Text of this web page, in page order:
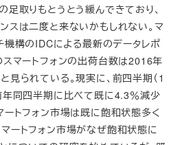
足取りもとうとう緩んできており、
スは二度と来ないかもしれない。マ
機構のIDCによる最新のデータレポ
スマートフォンの出荷台数は2016年
見られている。現実に、前四半期（1
年同四半期に比べて既に4.3％減少
ートフォン市場は既に飽和状態多く
ートフォン市場がなぜ飽和状態に